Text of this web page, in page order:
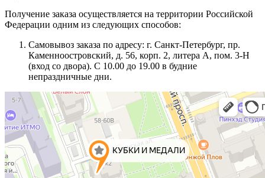
Получение заказа осуществляется на территории Российской
Федерации одним из следующих способов:
Самовывоз заказа по адресу: г. Санкт-Петербург, пр.
Каменноостровский, д. 56, корп. 2, литера А, пом. 3-Н
(вход со двора). С 10.00 до 19.00 в будние
непраздничные дни.